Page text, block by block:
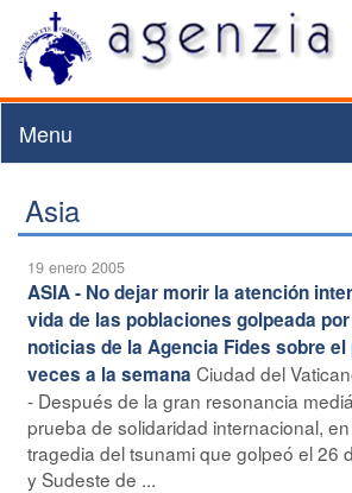
Menu
Asia
19 enero 2005
ASIA - No dejar morir la atención
vida de las poblaciones golpeada
noticias de la Agencia Fides sobre
veces a la semana Ciudad del
- Después de la gran resonancia
prueba de solidaridad internacional,
tragedia del tsunami que golpeó el 26
y Sudeste de ...